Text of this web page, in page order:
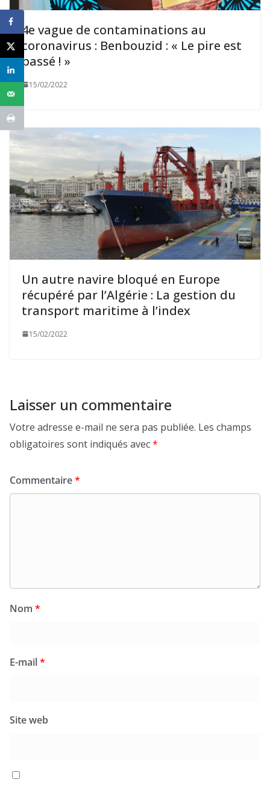
4e vague de contaminations au
coronavirus : Benbouzid : « Le pire est
passé ! »
15/02/2022
Un autre navire bloqué en Europe
récupéré par l’Algérie : La gestion du
transport maritime à l’index
15/02/2022
Laisser un commentaire
Votre adresse e-mail ne sera pas publiée. Les champs
obligatoires sont indiqués avec*
Commentaire*
Nom *
E-mail*
Site web